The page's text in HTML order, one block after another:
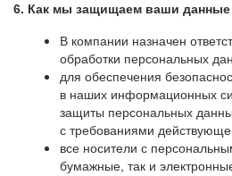
6. Как мы защищаем ваши данные
В компании назначен
обработки персональных
для обеспечения
в наших информационных
защиты персональных
с требованиями
все носители с
бумажные, так и